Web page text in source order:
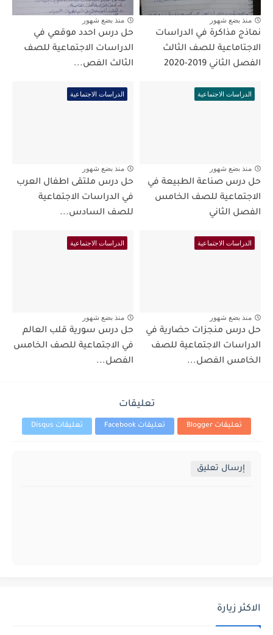
منذ بضع شهور
نماذج مذاكرة في الدراسات
الاجتاماعية للصف الثالث
الفصل الثاني 2019-2020
منذ بضع شهور
حل درس احدد موقعي في
الدراسات الاجتماعية للصف
الثالث الفص...
الدراسات الاجتماعية
منذ بضع شهور
حل درس صناعة الطبيعة في
الاجتماعية للصف الخامس
الفصل الثاني
الدراسات الاجتماعية
منذ بضع شهور
حل درس ملتقى اطفال العرب
في الدراسات الاجتماعية
للصف السادس...
الدراسات الاجتماعية
منذ بضع شهور
حل درس منجزات حضارية في
الدراسات الاجتماعية للصف
الخامس الفصل...
الدراسات الاجتماعية
منذ بضع شهور
حل درس سورية قلب العالم
في الاجتماعية للصف الخامس
الفصل...
تعليقات
تعليقات Blogger تعليقات Facebook تعليقات Disqus
إرسال تعليق
الاكثر زيارة